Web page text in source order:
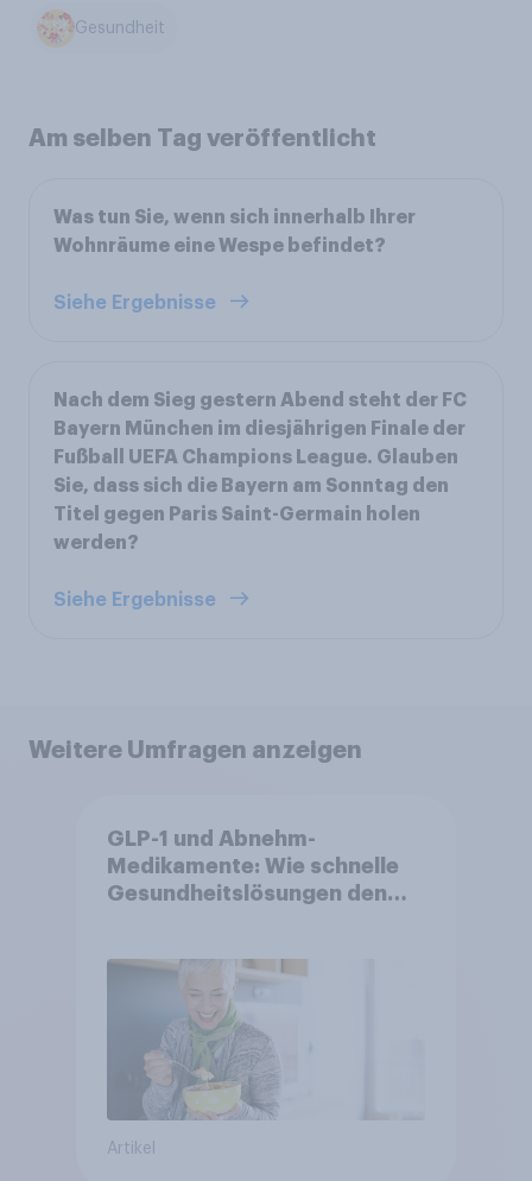
Gesundheit
Am selben Tag veröffentlicht
Was tun Sie, wenn sich innerhalb Ihrer
Wohnräume eine Wespe befindet?
Siehe Ergebnisse
Nach dem Sieg gestern Abend steht der FC
Bayern München im diesjährigen Finale der
Fußball UEFA Champions League. Glauben
Sie, dass sich die Bayern am Sonntag den
Titel gegen Paris Saint-Germain holen
werden?
Siehe Ergebnisse
Weitere Umfragen anzeigen
GLP-1 und Abnehm-
Medikamente: Wie schnelle
Gesundheitslösungen den
Artikel